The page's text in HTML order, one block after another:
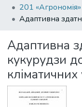
Collections
All of DSpace
Statistics
Адаптивна
кукурудзи